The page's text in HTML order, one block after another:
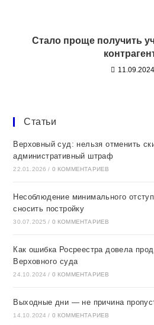
Стало проще получить
11.09.2024
Статьи
Верховный суд: нельзя отменить
административный штраф
22.01.2026 / 0 КОММЕНТАРИЕВ
Несоблюдение минимального
сносить постройку
30.07.2025 / 0 КОММЕНТАРИЕВ
Как ошибка Росреестра довела
Верховного суда
24.10.2024 / 0 КОММЕНТАРИЕВ
Выходные дни — не причина
14.10.2024 / 0 КОММЕНТАРИЕВ